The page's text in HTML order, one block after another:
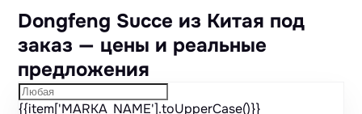
Dongfeng Succe из Китая под
заказ — цены и реальные
предложения
{{item['MARKA_NAME'].toUpperCase()}}